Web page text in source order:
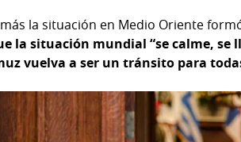
la situación en Medio Oriente
la situación mundial “se calme, se
vuelva a ser un tránsito para